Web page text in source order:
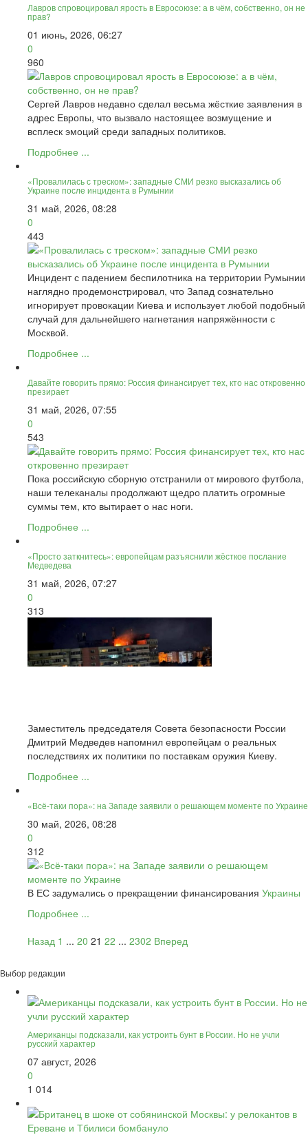
Лавров спровоцировал ярость в Евросоюзе: а в чём, собственно, он не
прав?
01 июнь, 2026, 06:27
0
960
Сергей Лавров недавно сделал весьма жёсткие заявления в
адрес Европы, что вызвало настоящее возмущение и
всплеск эмоций среди западных политиков.
Подробнее ...
«Провалилась с треском»: западные СМИ резко высказались об
Украине после инцидента в Румынии
31 май, 2026, 08:28
0
443
Инцидент с падением беспилотника на территории Румынии
наглядно продемонстрировал, что Запад сознательно
игнорирует провокации Киева и использует любой подобный
случай для дальнейшего нагнетания напряжённости с
Москвой.
Подробнее ...
Давайте говорить прямо: Россия финансирует тех, кто нас откровенно
презирает
31 май, 2026, 07:55
0
543
Пока российскую сборную отстранили от мирового футбола,
наши телеканалы продолжают щедро платить огромные
суммы тем, кто вытирает о нас ноги.
Подробнее ...
«Просто заткнитесь»: европейцам разъяснили жёсткое послание
Медведева
31 май, 2026, 07:27
0
313
Заместитель председателя Совета безопасности России
Дмитрий Медведев напомнил европейцам о реальных
последствиях их политики по поставкам оружия Киеву.
Подробнее ...
«Всё-таки пора»: на Западе заявили о решающем моменте по Украине
30 май, 2026, 08:28
0
312
В ЕС задумались о прекращении финансирования Украины
Подробнее ...
Назад 1 ... 20 21 22 ... 2302 Вперед
Выбор редакции
Американцы подсказали, как устроить бунт в России. Но не учли
русский характер
07 август, 2026
0
1 014